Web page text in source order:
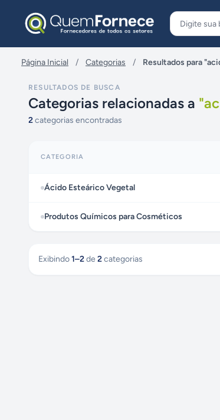
Página Inicial / Categorias / Resultados para
RESULTADOS DE BUSCA
Categorias relacionadas a "
2categorias encontradas
CATEGORIA
Ácido Esteárico Vegetal
Produtos Químicos para Cosméticos
Exibindo1–2de 2categorias